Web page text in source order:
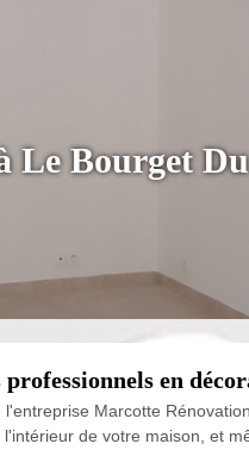
Le Bourget
professionnels en
l'entreprise Marcotte
de votre maison, et